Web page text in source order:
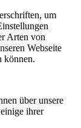
um
Arten von
Webseite
können.
über unsere
ihrer